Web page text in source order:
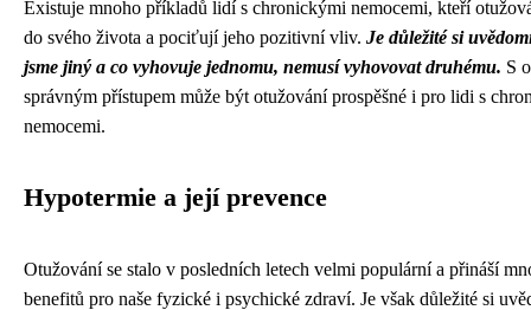
Existuje mnoho příkladů lidí s chronickými nemocemi, kteří
do svého života a pociťují jeho pozitivní vliv. Je důležité si
jsme jiný a co vyhovuje jednomu, nemusí vyhovovat druhému. S
správným přístupem může být otužování prospěšné i pro lidi s
nemocemi.
Hypotermie a její prevence
Otužování se stalo v posledních letech velmi populární a přináší
benefitů pro naše fyzické i psychické zdraví. Je však důležité si